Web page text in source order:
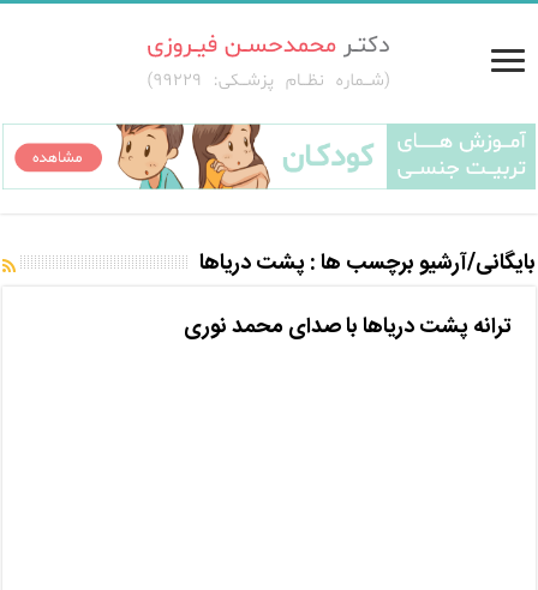
بایگانی/آرشیو برچسب ها : پشت دریاها
ترانه پشت دریاها با صدای محمد نوری